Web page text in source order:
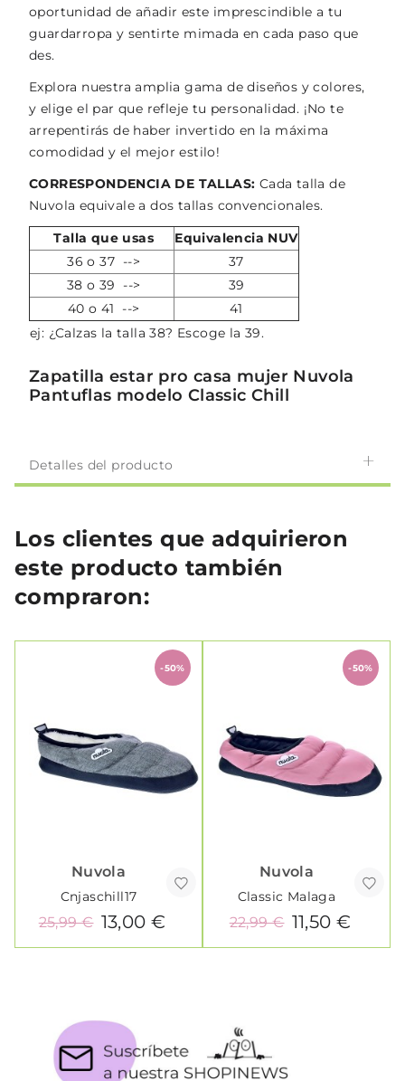
oportunidad de añadir este imprescindible a tu
guardarropa y sentirte mimada en cada paso que
des.
Explora nuestra amplia gama de diseños y colores,
y elige el par que refleje tu personalidad. ¡No te
arrepentirás de haber invertido en la máxima
comodidad y el mejor estilo!
CORRESPONDENCIA DE TALLAS: Cada talla de
Nuvola equivale a dos tallas convencionales.
Talla que usas
Equivalencia NUV
36 o 37 -->
37
38 o 39 -->
39
40 o 41 -->
41
ej: ¿Calzas la talla 38? Escoge la 39.
Zapatilla estar pro casa mujer Nuvola
Pantuflas modelo Classic Chill
Detalles del producto
Los clientes que adquirieron
este producto también
compraron:
-50%
Nuvola
Cnjaschill17
13,00 €
25,99 €
-50%
Nuvola
Classic Malaga
11,50 €
22,99 €